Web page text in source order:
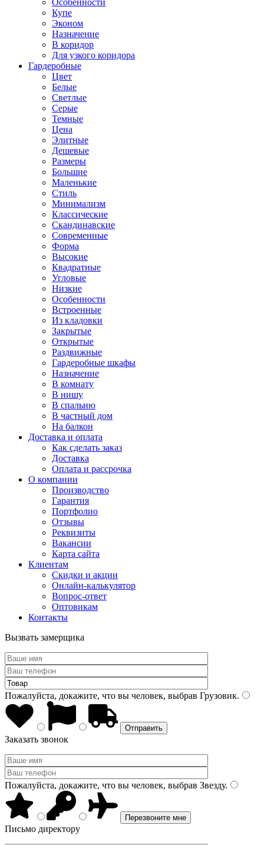
Особенности
Купе
Эконом
Назначение
В коридор
Для узкого коридора
Гардеробные
Цвет
Белые
Светлые
Серые
Темные
Цена
Элитные
Дешевые
Размеры
Большие
Маленькие
Стиль
Минимализм
Классические
Скандинавские
Современные
Форма
Высокие
Квадратные
Угловые
Низкие
Особенности
Встроенные
Из кладовки
Закрытые
Открытые
Раздвижные
Гардеробные шкафы
Назначение
В комнату
В нишу
В спальню
В частный дом
На балкон
Доставка и оплата
Как сделать заказ
Доставка
Оплата и рассрочка
О компании
Производство
Гарантия
Портфолио
Отзывы
Реквизиты
Вакансии
Карта сайта
Клиентам
Скидки и акции
Онлайн-калькулятор
Вопрос-ответ
Оптовикам
Контакты
Вызвать замерщика
Пожалуйста, докажите, что вы человек, выбрав Грузовик.
Заказать звонок
Пожалуйста, докажите, что вы человек, выбрав Звезду.
Письмо директору